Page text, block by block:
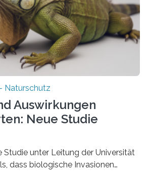
Moorböden. Eingerichtet wurden sie
fünf Jahren von
und Wissenschaftlern des
Agrarklimaschutz…
Naturschutz
Auswirkungen
Neue Studie
Studie unter Leitung der Universität
dass biologische Invasionen